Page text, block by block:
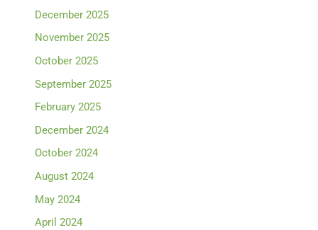
December 2025
November 2025
October 2025
September 2025
February 2025
December 2024
October 2024
August 2024
May 2024
April 2024